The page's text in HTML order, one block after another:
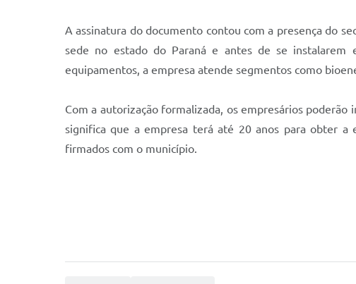
A assinatura do documento contou com a presença do
sede no estado do Paraná e antes de se instalarem
equipamentos, a empresa atende segmentos como
Com a autorização formalizada, os empresários poderão
significa que a empresa terá até 20 anos para obter a
firmados com o município.